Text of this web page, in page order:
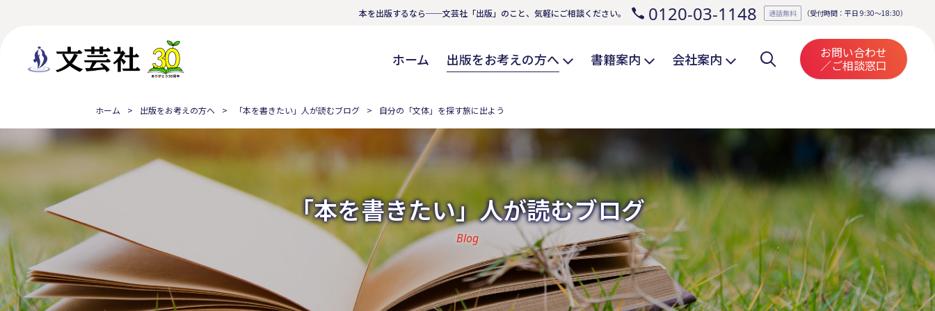
本を出版するなら──文芸社「出版」のこと、気軽にご相談ください。 0120-03-1148 通話無料 （受付時間：平日 9:30～18:30）
ホーム 出版をお考えの方へ 書籍案内 会社案内 お問い合わせ
／ご相談窓口
ホーム 出版をお考えの方へ 「本を書きたい」人が読むブログ 自分の「文体」を探す旅に出よう
「本を書きたい」人が読むブログ
Blog